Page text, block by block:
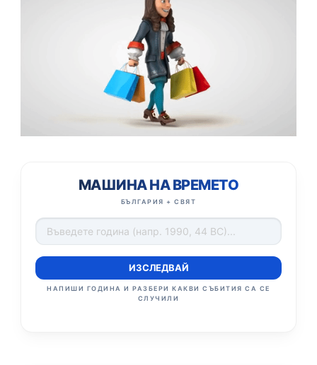
МАШИНА НА ВРЕМЕТО
БЪЛГАРИЯ + СВЯТ
ИЗСЛЕДВАЙ
НАПИШИ ГОДИНА И РАЗБЕРИ КАКВИ СЪБИТИЯ СА СЕ
СЛУЧИЛИ